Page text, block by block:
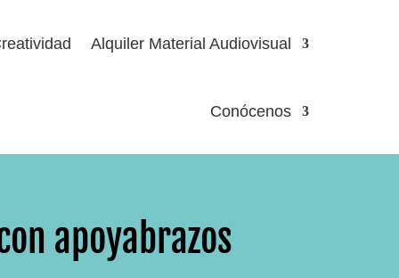
Alquiler Material Audiovisual
Conócenos
apoyabrazos